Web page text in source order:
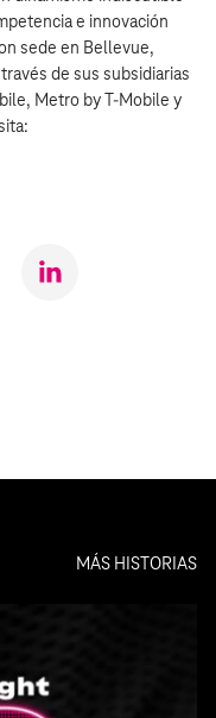
e innovación
sede en Bellevue,
de sus subsidiarias
Metro by T‑Mobile y
Compartr
MÁS HISTORIAS